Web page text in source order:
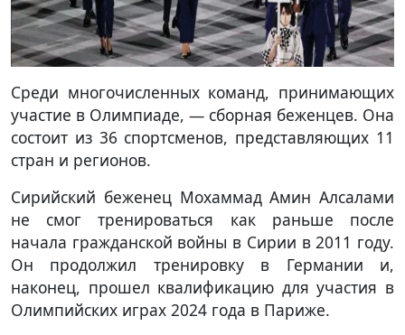
Среди многочисленных команд, принимающих
участие в Олимпиаде, — сборная беженцев. Она
состоит из 36 спортсменов, представляющих 11
стран и регионов.
Сирийский беженец Мохаммад Амин Алсалами
не смог тренироваться как раньше после
начала гражданской войны в Сирии в 2011 году.
Он продолжил тренировку в Германии и,
наконец, прошел квалификацию для участия в
Олимпийских играх 2024 года в Париже.